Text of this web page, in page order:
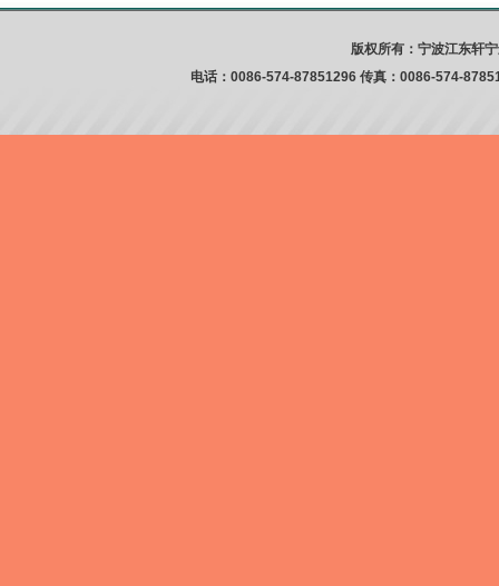
版权所有：宁波江东轩
电话：0086-574-87851296 传真：0086-574-